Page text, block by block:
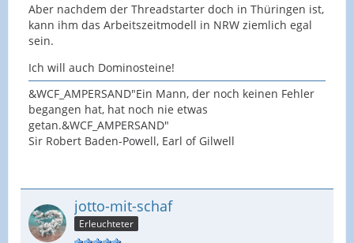
Aber nachdem der Threadstarter doch in Thüringen ist,
kann ihm das Arbeitszeitmodell in NRW ziemlich egal
sein.
Ich will auch Dominosteine!
&WCF_AMPERSAND"Ein Mann, der noch keinen Fehler
begangen hat, hat noch nie etwas
getan.&WCF_AMPERSAND"
Sir Robert Baden-Powell, Earl of Gilwell
jotto-mit-schaf
Erleuchteter